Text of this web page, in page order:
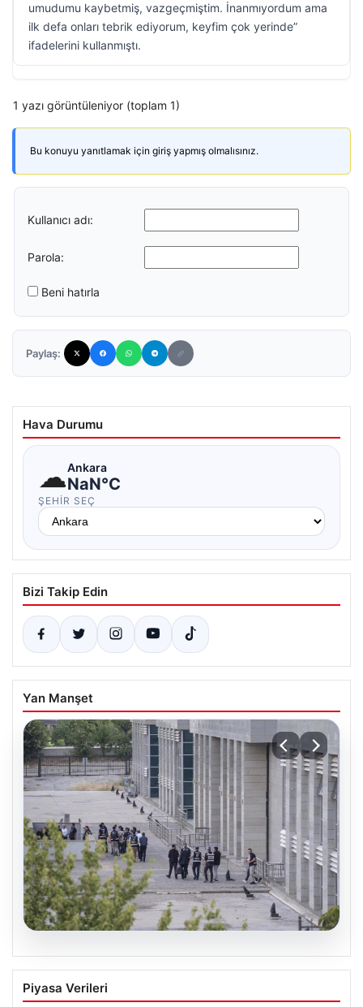
umudumu kaybetmiş, vazgeçmiştim. İnanmıyordum ama
ilk defa onları tebrik ediyorum, keyfim çok yerinde”
ifadelerini kullanmıştı.
1 yazı görüntüleniyor (toplam 1)
Bu konuyu yanıtlamak için giriş yapmış olmalısınız.
Kullanıcı adı:
Parola:
Beni hatırla
Paylaş:
Hava Durumu
☁Ankara
NaN°C
ŞEHIR SEÇ
Bizi Takip Edin
Yan Manşet
Etimesgut Belediyesi’nde Gelişen
Soruşturma ve Uyuşturucu Test
Piyasa Verileri